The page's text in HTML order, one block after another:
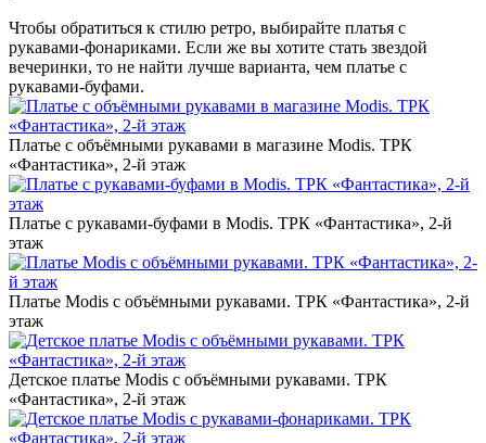
Чтобы обратиться к стилю ретро, выбирайте платья с
рукавами-фонариками. Если же вы хотите стать звездой
вечеринки, то не найти лучше варианта, чем платье с
рукавами-буфами.
Платье с объёмными рукавами в магазине Modis. ТРК
«Фантастика», 2-й этаж
Платье с рукавами-буфами в Modis. ТРК «Фантастика», 2-й
этаж
Платье Modis с объёмными рукавами. ТРК «Фантастика», 2-й
этаж
Детское платье Modis с объёмными рукавами. ТРК
«Фантастика», 2-й этаж